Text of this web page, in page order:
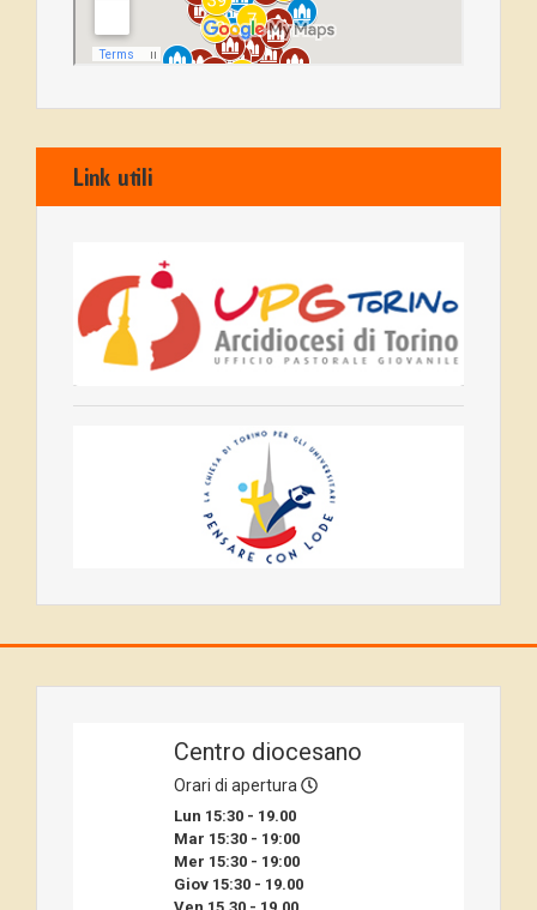
Link utili
Centro diocesano
Orari di apertura
Lun 15:30 - 19.00
Mar 15:30 - 19:00
Mer 15:30 - 19:00
Giov 15:30 - 19.00